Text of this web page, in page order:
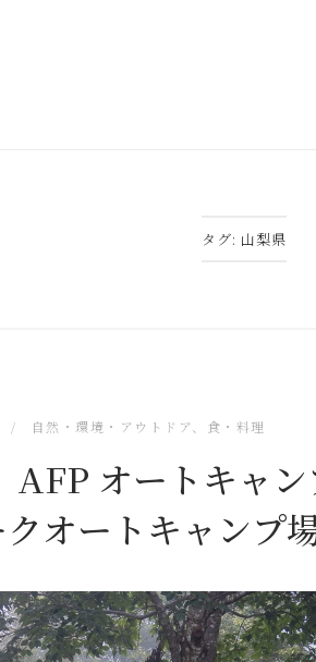
タグ: 山梨県
自然・環境・アウトドア、 食・料理
オートキャン
オートキャンプ